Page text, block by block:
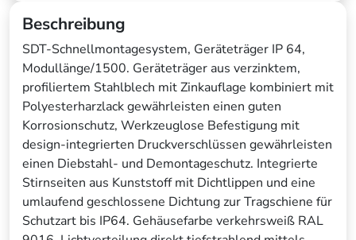
Beschreibung
SDT-Schnellmontagesystem, Geräteträger IP 64,
Modullänge/1500. Geräteträger aus verzinktem,
profiliertem Stahlblech mit Zinkauflage kombiniert mit
Polyesterharzlack gewährleisten einen guten
Korrosionschutz, Werkzeuglose Befestigung mit
design-integrierten Druckverschlüssen gewährleisten
einen Diebstahl- und Demontageschutz. Integrierte
Stirnseiten aus Kunststoff mit Dichtlippen und eine
umlaufend geschlossene Dichtung zur Tragschiene für
Schutzart bis IP64. Gehäusefarbe verkehrsweiß RAL